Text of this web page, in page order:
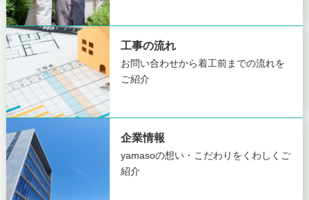
工事の流れ
お問い合わせから着工前までの流れを
ご紹介
企業情報
yamasoの想い・こだわりを くわしくご
紹介